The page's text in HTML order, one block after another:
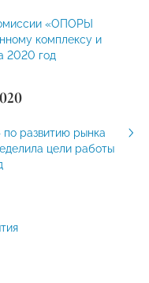
«ОПОРЫ
комплексу и
2020 год
развитию рынка
цели работы